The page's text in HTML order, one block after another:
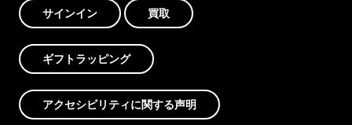
サインイン 買取
ギフトラッピング
アクセシビリティに関する声明